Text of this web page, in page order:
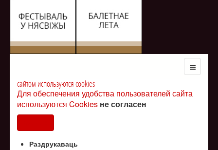
сайтом используются cookies
Для обеспечения удобства пользователей сайта
используются Cookies не согласен
Раздрукаваць